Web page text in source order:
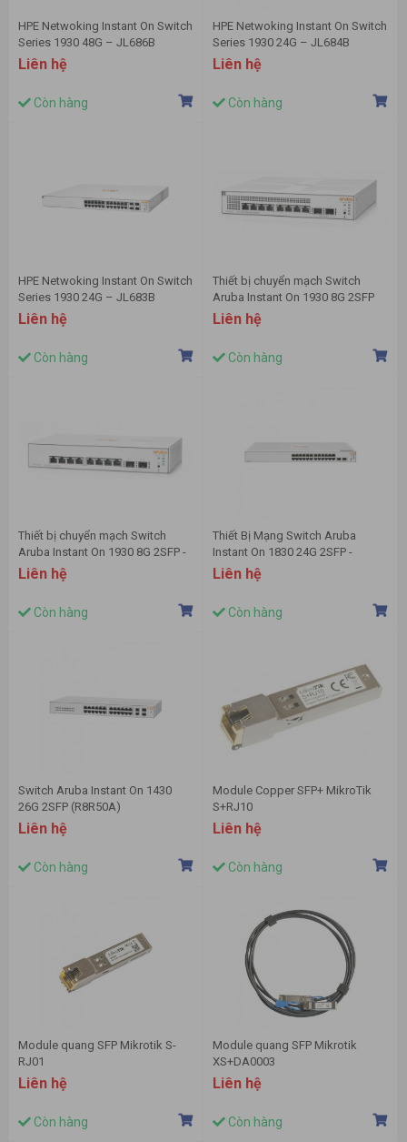
HPE Netwoking Instant On Switch
Series 1930 48G – JL686B
Liên hệ
Còn hàng
HPE Netwoking Instant On Switch
Series 1930 24G – JL684B
Liên hệ
Còn hàng
HPE Netwoking Instant On Switch
Series 1930 24G – JL683B
Liên hệ
Còn hàng
Thiết bị chuyển mạch Switch
Aruba Instant On 1930 8G 2SFP
POE (124W) - JL681A
Liên hệ
Còn hàng
Thiết bị chuyển mạch Switch
Aruba Instant On 1930 8G 2SFP -
JL680A
Liên hệ
Còn hàng
Thiết Bị Mạng Switch Aruba
Instant On 1830 24G 2SFP -
JL812A
Liên hệ
Còn hàng
Switch Aruba Instant On 1430
26G 2SFP (R8R50A)
Liên hệ
Còn hàng
Module Copper SFP+ MikroTik
S+RJ10
Liên hệ
Còn hàng
Module quang SFP Mikrotik S-
RJ01
Liên hệ
Còn hàng
Module quang SFP Mikrotik
XS+DA0003
Liên hệ
Còn hàng